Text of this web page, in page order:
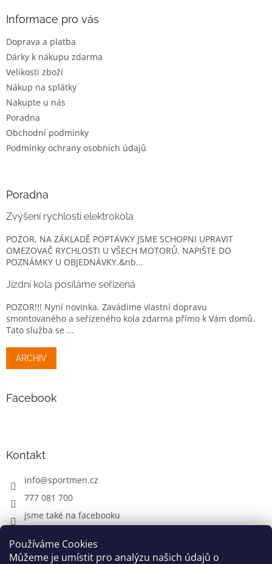
Používáme Cookies
Můžeme je umístit pro analýzu našich údajů o
Informace pro vás
Doprava a platba
Dárky k nákupu zdarma
Velikosti zboží
Nákup na splátky
Nakupte u nás
Poradna
Obchodní podmínky
Podmínky ochrany osobních údajů
Poradna
Zvýšení rychlosti elektrokola
POZOR, NA ZÁKLADĚ POPTÁVKY JSME SCHOPNI UPRAVIT
OMEZOVAČ RYCHLOSTI U VŠECH MOTORŮ. NAPIŠTE DO
POZNÁMKY U OBJEDNÁVKY.&nb...
Jízdní kola posíláme seřízená
POZOR!!! Nyní novinka. Zavádíme vlastní dopravu
smontovaného a seřízeného kola zdarma přímo k Vám domů.
Tato služba se ...
ARCHIV
Facebook
Kontakt
info@sportmen.cz
777 081 700
jsme také na facebooku